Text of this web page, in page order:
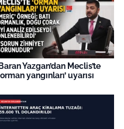
Baran Yazgan’dan Meclis’te
yangınları’ uyarısı